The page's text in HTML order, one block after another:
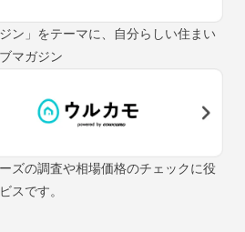
ン」をテーマに、自分らしい住まい
マガジン
ズの調査や相場価格のチェックに役
スです。